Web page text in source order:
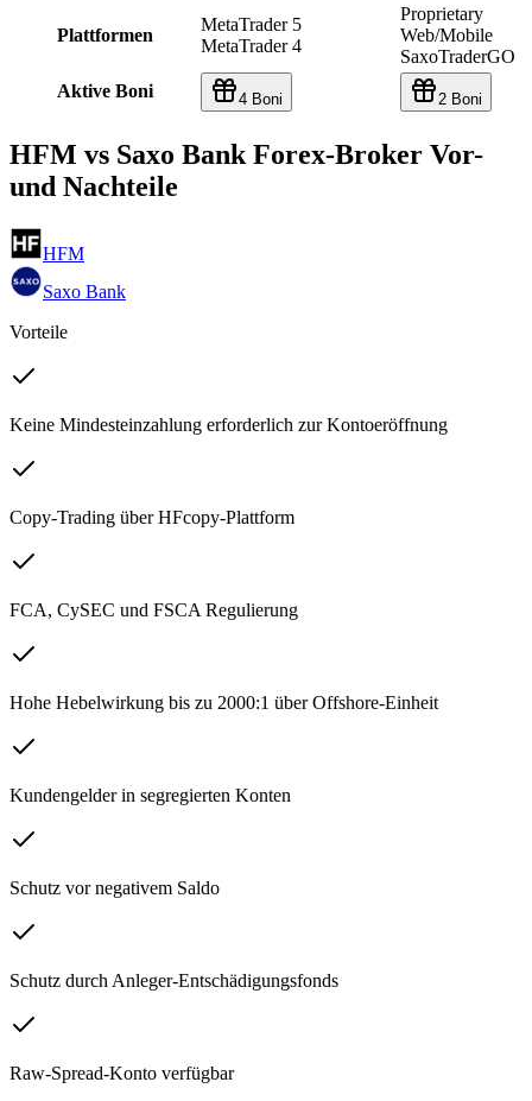
Plattformen
MetaTrader 5
MetaTrader 4
Proprietary
Web/Mobile
SaxoTraderGO
Aktive Boni
4 Boni 2 Boni
HFM vs Saxo Bank Forex-Broker Vor-
und Nachteile
HFM
Saxo Bank
Vorteile
Keine Mindesteinzahlung erforderlich zur Kontoeröffnung
Copy-Trading über HFcopy-Plattform
FCA, CySEC und FSCA Regulierung
Hohe Hebelwirkung bis zu 2000:1 über Offshore-Einheit
Kundengelder in segregierten Konten
Schutz vor negativem Saldo
Schutz durch Anleger-Entschädigungsfonds
Raw-Spread-Konto verfügbar